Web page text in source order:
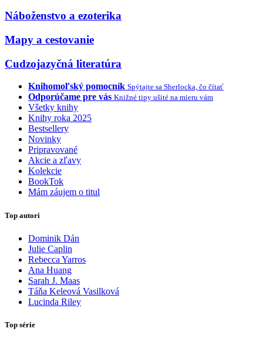
Náboženstvo a ezoterika
Mapy a cestovanie
Cudzojazyčná literatúra
Knihomoľský pomocník Spýtajte sa Sherlocka, čo čítať
Odporúčame pre vás Knižné tipy ušité na mieru vám
Všetky knihy
Knihy roka 2025
Bestsellery
Novinky
Pripravované
Akcie a zľavy
Kolekcie
BookTok
Mám záujem o titul
Top autori
Dominik Dán
Julie Caplin
Rebecca Yarros
Ana Huang
Sarah J. Maas
Táňa Keleová Vasilková
Lucinda Riley
Top série